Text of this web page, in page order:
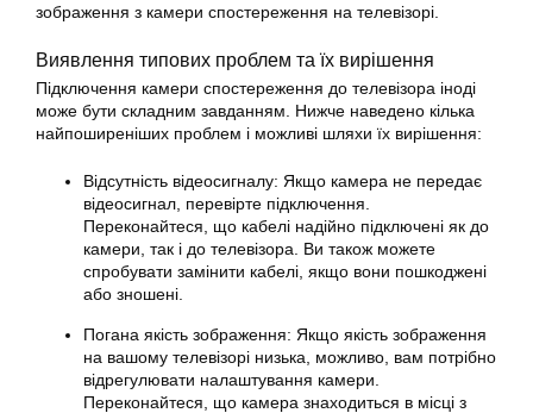
зображення з камери спостереження на телевізорі.
Виявлення типових проблем та їх вирішення
Підключення камери спостереження до телевізора іноді
може бути складним завданням. Нижче наведено кілька
найпоширеніших проблем і можливі шляхи їх вирішення:
Відсутність відеосигналу: Якщо камера не передає
відеосигнал, перевірте підключення.
Переконайтеся, що кабелі надійно підключені як до
камери, так і до телевізора. Ви також можете
спробувати замінити кабелі, якщо вони пошкоджені
або зношені.
Погана якість зображення: Якщо якість зображення
на вашому телевізорі низька, можливо, вам потрібно
відрегулювати налаштування камери.
Переконайтеся, що камера знаходиться в місці з